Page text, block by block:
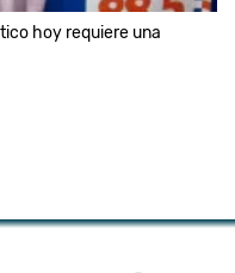
hoy requiere una